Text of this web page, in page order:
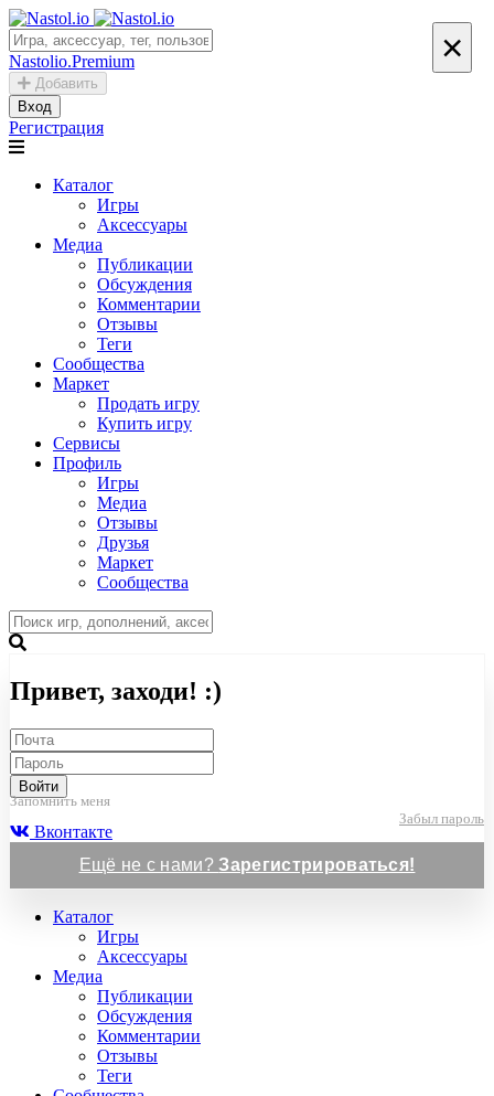
Nastolio.Premium
Добавить
Вход
Регистрация
Каталог
Игры
Аксессуары
Медиа
Публикации
Обсуждения
Комментарии
Отзывы
Теги
Сообщества
Маркет
Продать игру
Купить игру
Сервисы
Профиль
Игры
Медиа
Отзывы
Друзья
Маркет
Сообщества
×
Привет, заходи! :)
Войти
Запомнить меня
Забыл пароль
Вконтакте
Ещё не с нами?Зарегистрироваться!
Каталог
Игры
Аксессуары
Медиа
Публикации
Обсуждения
Комментарии
Отзывы
Теги